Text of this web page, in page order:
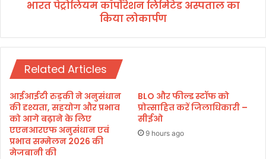
ध
सिं
ह
व
त
के
ना
थ
धा
म
में
भा
र
भारत पेट्रोलियम कॉर्पोरेशन लिमिटेड अस्पताल का
किया लोकार्पण
Related Articles
आईआईटी रुड़की ने अनुसंधान
की दृश्यता, सहयोग और प्रभाव
को आगे बढ़ाने के लिए
एएनआरएफ अनुसंधान एवं
प्रभाव सम्मेलन 2026 की
मेजबानी की
BLO और फील्ड स्टॉफ को
प्रोत्साहित करें जिलाधिकारी –
सीईओ
9 hours ago